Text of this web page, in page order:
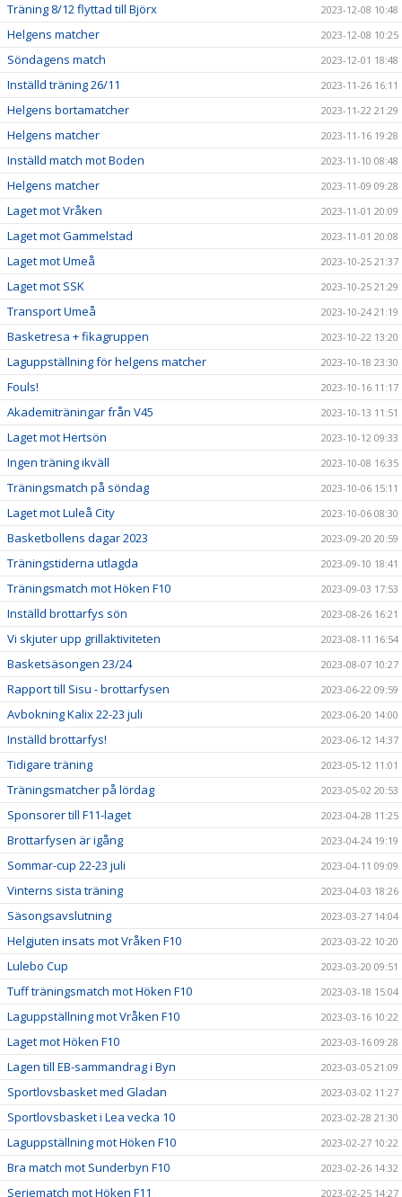
Träning 8/12 flyttad till Björx 2023-12-08 10:48
Helgens matcher 2023-12-08 10:25
Söndagens match 2023-12-01 18:48
Inställd träning 26/11 2023-11-26 16:11
Helgens bortamatcher 2023-11-22 21:29
Helgens matcher 2023-11-16 19:28
Inställd match mot Boden 2023-11-10 08:48
Helgens matcher 2023-11-09 09:28
Laget mot Vråken 2023-11-01 20:09
Laget mot Gammelstad 2023-11-01 20:08
Laget mot Umeå 2023-10-25 21:37
Laget mot SSK 2023-10-25 21:29
Transport Umeå 2023-10-24 21:19
Basketresa + fikagruppen 2023-10-22 13:20
Laguppställning för helgens matcher 2023-10-18 23:30
Fouls! 2023-10-16 11:17
Akademiträningar från V45 2023-10-13 11:51
Laget mot Hertsön 2023-10-12 09:33
Ingen träning ikväll 2023-10-08 16:35
Träningsmatch på söndag 2023-10-06 15:11
Laget mot Luleå City 2023-10-06 08:30
Basketbollens dagar 2023 2023-09-20 20:59
Träningstiderna utlagda 2023-09-10 18:41
Träningsmatch mot Höken F10 2023-09-03 17:53
Inställd brottarfys sön 2023-08-26 16:21
Vi skjuter upp grillaktiviteten 2023-08-11 16:54
Basketsäsongen 23/24 2023-08-07 10:27
Rapport till Sisu - brottarfysen 2023-06-22 09:59
Avbokning Kalix 22-23 juli 2023-06-20 14:00
Inställd brottarfys! 2023-06-12 14:37
Tidigare träning 2023-05-12 11:01
Träningsmatcher på lördag 2023-05-02 20:53
Sponsorer till F11-laget 2023-04-28 11:25
Brottarfysen är igång 2023-04-24 19:19
Sommar-cup 22-23 juli 2023-04-11 09:09
Vinterns sista träning 2023-04-03 18:26
Säsongsavslutning 2023-03-27 14:04
Helgjuten insats mot Vråken F10 2023-03-22 10:20
Lulebo Cup 2023-03-20 09:51
Tuff träningsmatch mot Höken F10 2023-03-18 15:04
Laguppställning mot Vråken F10 2023-03-16 10:22
Laget mot Höken F10 2023-03-16 09:28
Lagen till EB-sammandrag i Byn 2023-03-05 21:09
Sportlovsbasket med Gladan 2023-03-02 11:27
Sportlovsbasket i Lea vecka 10 2023-02-28 21:30
Laguppställning mot Höken F10 2023-02-27 10:22
Bra match mot Sunderbyn F10 2023-02-26 14:32
Seriematch mot Höken F11 2023-02-25 14:27